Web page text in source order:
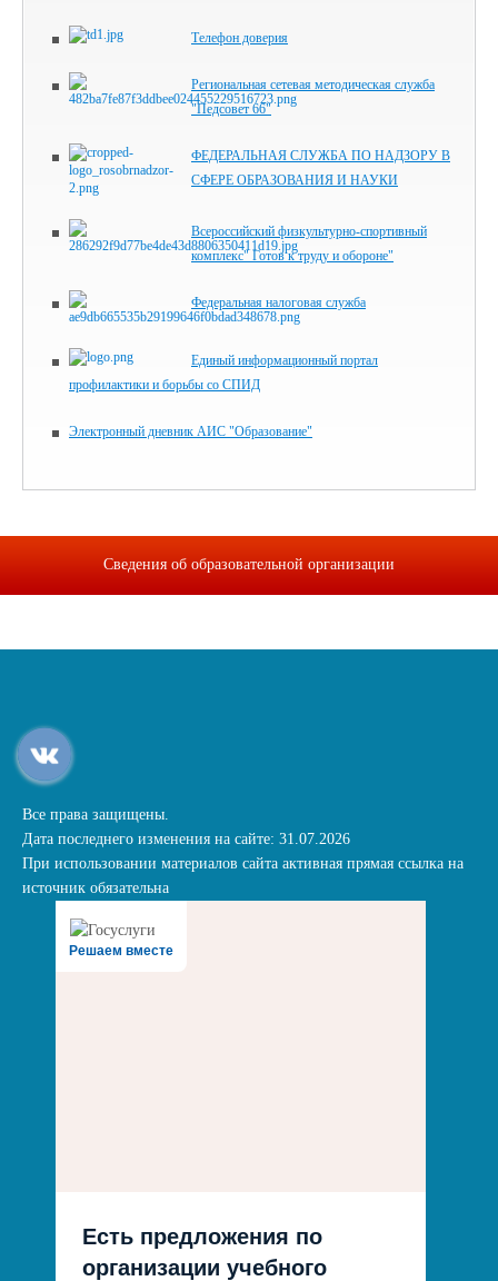
Телефон доверия
Региональная сетевая методическая служба
"Педсовет 66"
ФЕДЕРАЛЬНАЯ СЛУЖБА ПО НАДЗОРУ В
СФЕРЕ ОБРАЗОВАНИЯ И НАУКИ
Всероссийский физкультурно-спортивный
комплекс" Готов к труду и обороне"
Федеральная налоговая служба
Единый информационный портал
профилактики и борьбы со СПИД
Электронный дневник АИС "Образование"
Сведения об образовательной организации
Все права защищены.
Дата последнего изменения на сайте: 31.07.2026
При использовании материалов сайта активная прямая ссылка на
источник обязательна
Решаем вместе
Есть предложения по
организации учебного